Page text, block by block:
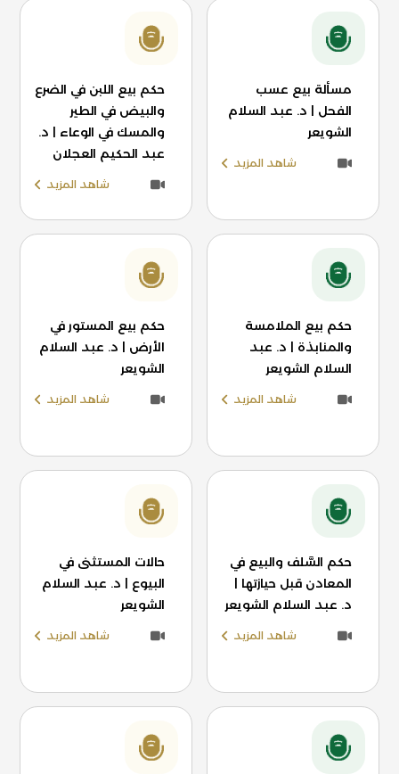
مسألة بيع عسب
الفحل | د. عبد السلام
الشويعر
شاهد المزيد
حكم بيع اللبن في الضرع
والبيض في الطير
والمسك في الوعاء | د.
عبد الحكيم العجلان
شاهد المزيد
حكم بيع الملامسة
والمنابذة | د. عبد
السلام الشويعر
شاهد المزيد
حكم بيع المستور في
الأرض | د. عبد السلام
الشويعر
شاهد المزيد
حكم السَّلف والبيع في
المعادن قبل حيازتها |
د. عبد السلام الشويعر
شاهد المزيد
حالات المستثنى في
البيوع | د. عبد السلام
الشويعر
شاهد المزيد